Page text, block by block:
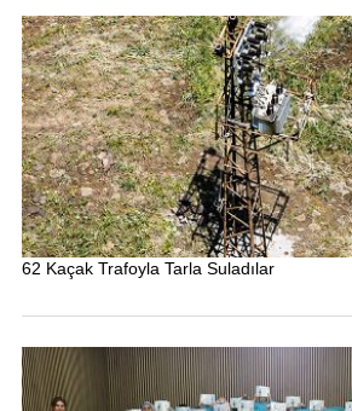
62 Kaçak Trafoyla Tarla Suladılar